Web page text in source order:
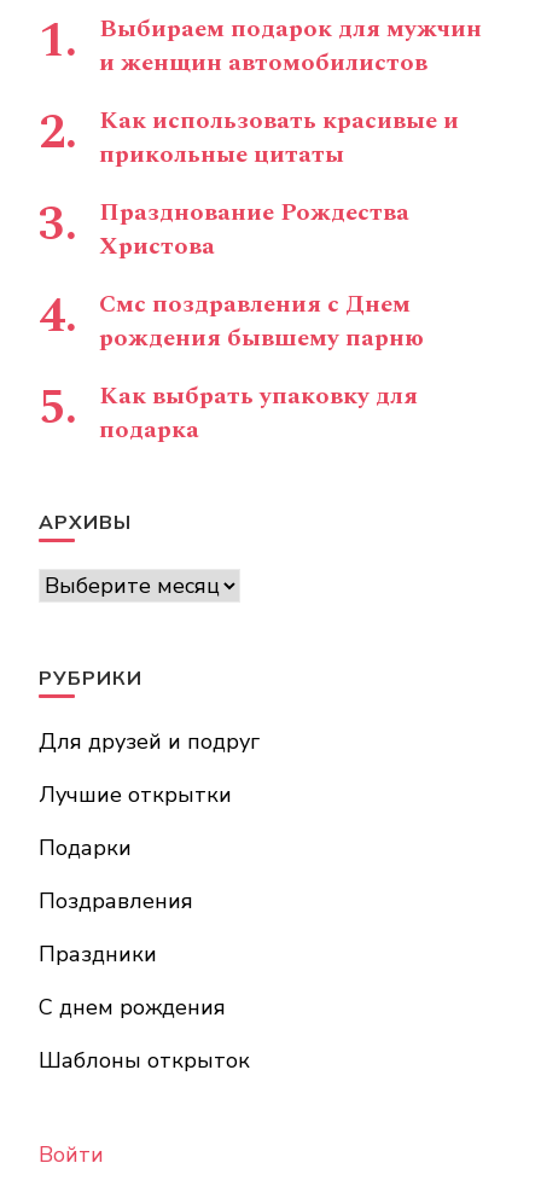
Выбираем подарок для мужчин
и женщин автомобилистов
Как использовать красивые и
прикольные цитаты
Празднование Рождества
Христова
Смс поздравления с Днем
рождения бывшему парню
Как выбрать упаковку для
подарка
АРХИВЫ
Архивы
РУБРИКИ
Для друзей и подруг
Лучшие открытки
Подарки
Поздравления
Праздники
С днем рождения
Шаблоны открыток
Войти